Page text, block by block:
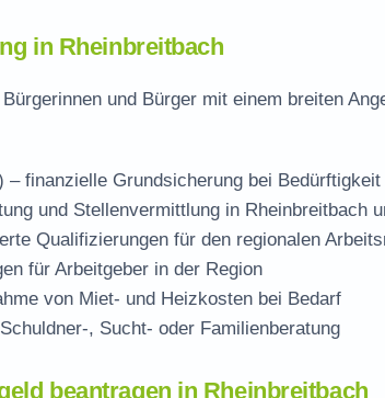
in Rheinbreitbach
und Bürger mit einem breiten
– finanzielle Grundsicherung bei Bedürftigkeit
und Stellenvermittlung in Rheinbreitbach
Qualifizierungen für den regionalen
für Arbeitgeber in der Region
von Miet- und Heizkosten bei Bedarf
, Sucht- oder Familienberatung
beantragen in Rheinbreitbach